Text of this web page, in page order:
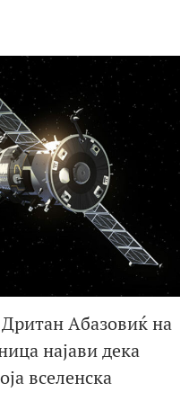
Абазовиќ на
најави дека
вселенска